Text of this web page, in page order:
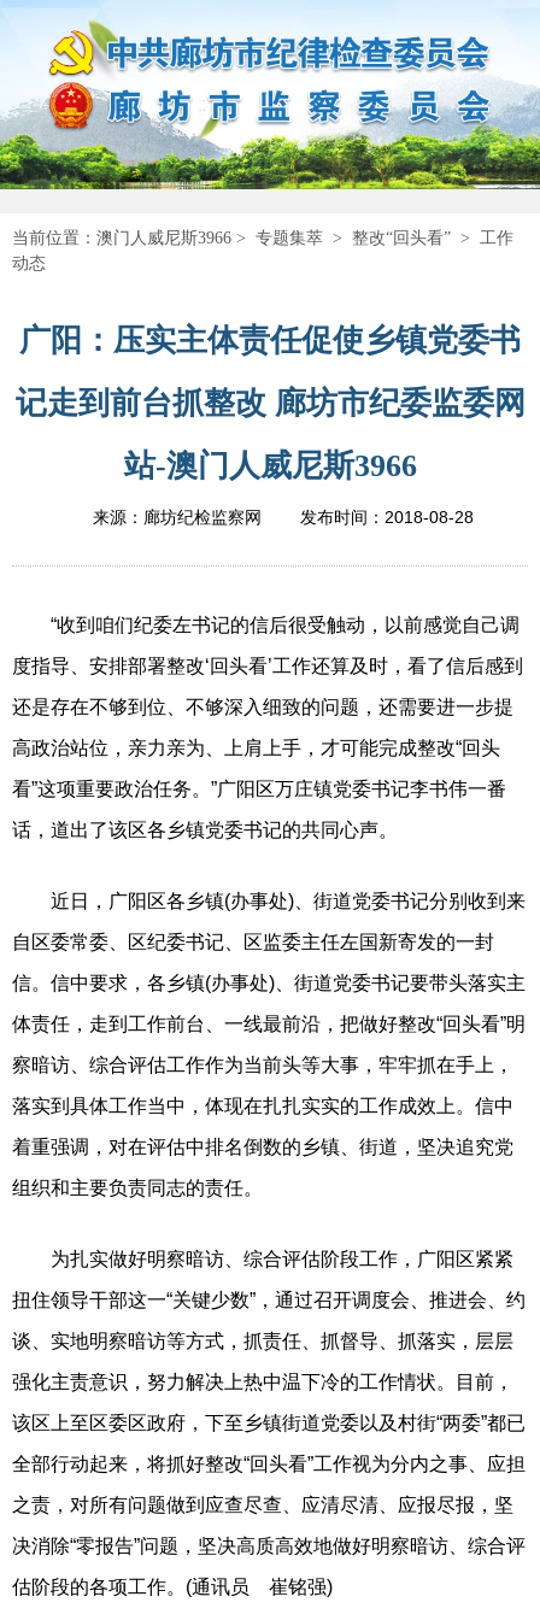
当前位置： 澳门人威尼斯3966 > 专题集萃 > 整改“回头看” > 工作
动态
广阳：压实主体责任促使乡镇党委书
记走到前台抓整改 廊坊市纪委监委网
站-澳门人威尼斯3966
来源：廊坊纪检监察网 发布时间： 2018-08-28
“收到咱们纪委左书记的信后很受触动，以前感觉自己调
度指导、安排部署整改‘回头看’工作还算及时，看了信后感到
还是存在不够到位、不够深入细致的问题，还需要进一步提
高政治站位，亲力亲为、上肩上手，才可能完成整改“回头
看”这项重要政治任务。”广阳区万庄镇党委书记李书伟一番
话，道出了该区各乡镇党委书记的共同心声。
近日，广阳区各乡镇(办事处)、街道党委书记分别收到来
自区委常委、区纪委书记、区监委主任左国新寄发的一封
信。信中要求，各乡镇(办事处)、街道党委书记要带头落实主
体责任，走到工作前台、一线最前沿，把做好整改“回头看”明
察暗访、综合评估工作作为当前头等大事，牢牢抓在手上，
落实到具体工作当中，体现在扎扎实实的工作成效上。信中
着重强调，对在评估中排名倒数的乡镇、街道，坚决追究党
组织和主要负责同志的责任。
为扎实做好明察暗访、综合评估阶段工作，广阳区紧紧
扭住领导干部这一“关键少数”，通过召开调度会、推进会、约
谈、实地明察暗访等方式，抓责任、抓督导、抓落实，层层
强化主责意识，努力解决上热中温下冷的工作情状。目前，
该区上至区委区政府，下至乡镇街道党委以及村街“两委”都已
全部行动起来，将抓好整改“回头看”工作视为分内之事、应担
之责，对所有问题做到应查尽查、应清尽清、应报尽报，坚
决消除“零报告”问题，坚决高质高效地做好明察暗访、综合评
估阶段的各项工作。(通讯员 崔铭强)